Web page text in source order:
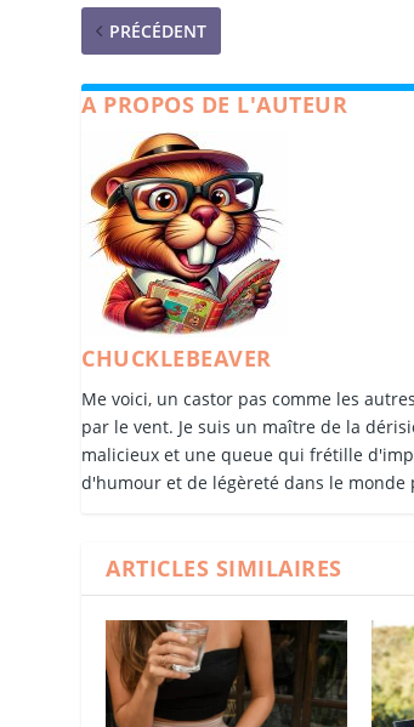
PRÉCÉDENT
A PROPOS DE L'AUTEUR
CHUCKLEBEAVER
Me voici, un castor pas comme les
par le vent. Je suis un maître de la
malicieux et une queue qui frétille
d'humour et de légèreté dans le monde
ARTICLES SIMILAIRES